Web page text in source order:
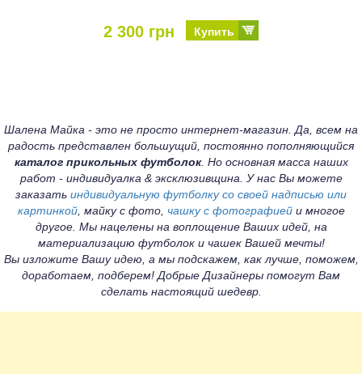
2 300 грн Купить
Шалена Майка - это не просто интернет-магазин. Да, всем на
радость представлен большущий, постоянно пополняющийся
каталог прикольных футболок. Но основная масса наших
работ - индивидуалка & эксклюзивщина. У нас Вы можете
заказать индивидуальную футболку со своей надписью или
картинкой, майку с фото, чашку с фотографиейи многое
другое. Мы нацелены на воплощение Ваших идей, на
материализацию футболок и чашек Вашей мечты!
Вы изложите Вашу идею, а мы подскажем, как лучше, поможем,
доработаем, подберем! Добрые Дизайнеры помогут Вам
сделать настоящий шедевр.